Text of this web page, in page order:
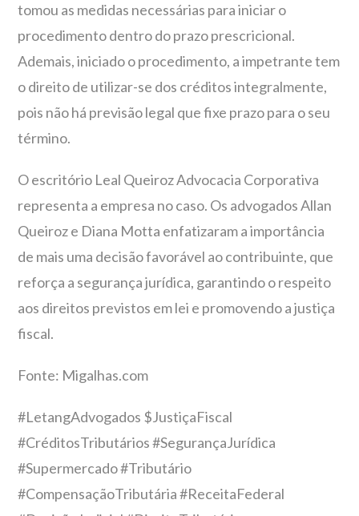
tomou as medidas necessárias para iniciar o
procedimento dentro do prazo prescricional.
Ademais, iniciado o procedimento, a impetrante tem
o direito de utilizar-se dos créditos integralmente,
pois não há previsão legal que fixe prazo para o seu
término.
O escritório Leal Queiroz Advocacia Corporativa
representa a empresa no caso. Os advogados Allan
Queiroz e Diana Motta enfatizaram a importância
de mais uma decisão favorável ao contribuinte, que
reforça a segurança jurídica, garantindo o respeito
aos direitos previstos em lei e promovendo a justiça
fiscal.
Fonte: Migalhas.com
#LetangAdvogados $JustiçaFiscal
#CréditosTributários #SegurançaJurídica
#Supermercado #Tributário
#CompensaçãoTributária #ReceitaFederal